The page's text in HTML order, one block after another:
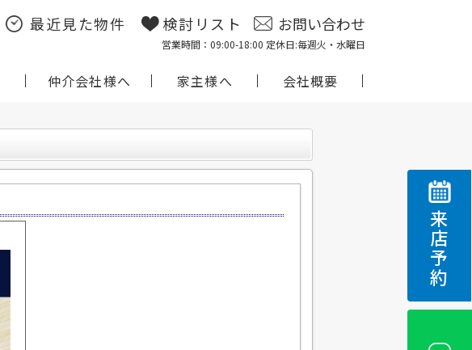
最近見た物件 検討リスト お問い合わせ
営業時間：09:00-18:00 定休日:毎週火・水曜日
仲介会社様へ 家主様へ 会社概要
来店予約